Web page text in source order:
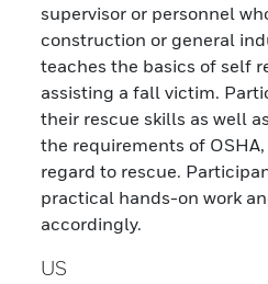
supervisor or personnel
construction or general
teaches the basics of self
assisting a fall victim.
their rescue skills as well
the requirements of OSHA,
regard to rescue.
practical hands-on work
accordingly.
US